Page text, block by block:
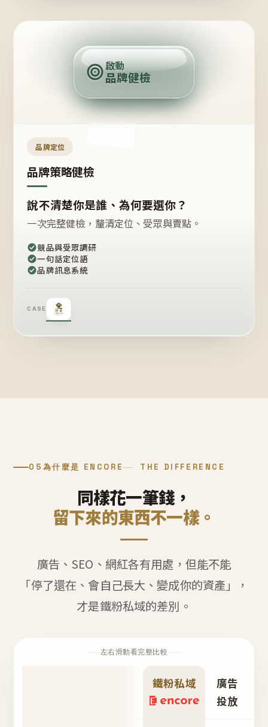
定
位
點
啟動
品牌健檢
品牌定位
品牌策略健檢
說不清楚你是誰、為何要選你？
一次完整健檢，釐清定位、受眾與賣點。
競品與受眾調研
一句話定位語
品牌訊息系統
CASE
05 為什麼是 ENCORE THE DIFFERENCE
同樣花一筆錢，
留下來的東西不一樣。
廣告、SEO、網紅各有用處，但能不能
「停了還在、會自己長大、變成你的資產」，
才是鐵粉私域的差別。
左右滑動看完整比較
鐵粉私域
廣告
投放